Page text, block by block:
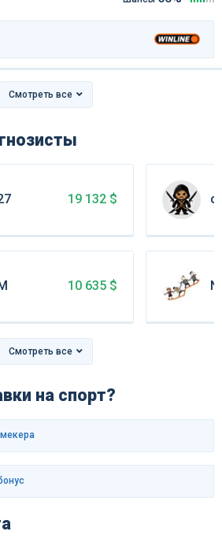
Смотреть все
19 132 $
10 635 $
Смотреть все
на спорт?